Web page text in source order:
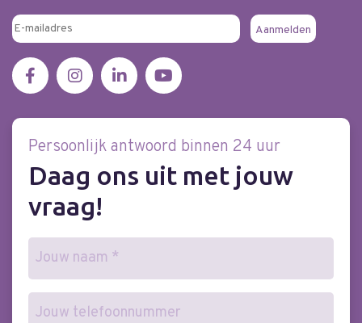
Persoonlijk antwoord binnen 24 uur
Daag ons uit met jouw
vraag!
Naam
(Vereist)
Telefoonnummer